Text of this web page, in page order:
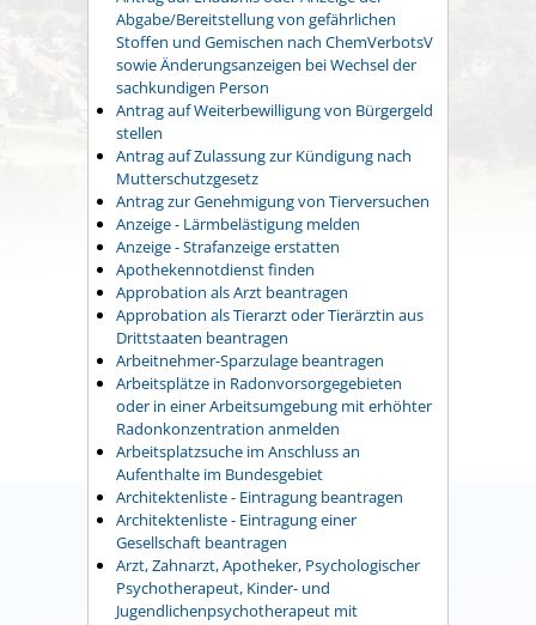
Abgabe/Bereitstellung von gefährlichen
Stoffen und Gemischen nach ChemVerbotsV
sowie Änderungsanzeigen bei Wechsel der
sachkundigen Person
Antrag auf Weiterbewilligung von Bürgergeld
stellen
Antrag auf Zulassung zur Kündigung nach
Mutterschutzgesetz
Antrag zur Genehmigung von Tierversuchen
Anzeige - Lärmbelästigung melden
Anzeige - Strafanzeige erstatten
Apothekennotdienst finden
Approbation als Arzt beantragen
Approbation als Tierarzt oder Tierärztin aus
Drittstaaten beantragen
Arbeitnehmer-Sparzulage beantragen
Arbeitsplätze in Radonvorsorgegebieten
oder in einer Arbeitsumgebung mit erhöhter
Radonkonzentration anmelden
Arbeitsplatzsuche im Anschluss an
Aufenthalte im Bundesgebiet
Architektenliste - Eintragung beantragen
Architektenliste - Eintragung einer
Gesellschaft beantragen
Arzt, Zahnarzt, Apotheker, Psychologischer
Psychotherapeut, Kinder- und
Jugendlichenpsychotherapeut mit